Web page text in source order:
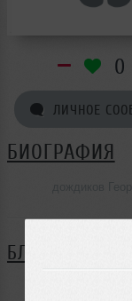
0
ЛИЧНОЕ
БИОГРАФИЯ
БЛОГ